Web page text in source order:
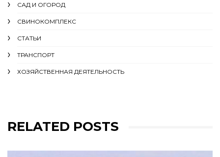
САД И ОГОРОД
СВИНОКОМПЛЕКС
СТАТЬИ
ТРАНСПОРТ
ХОЗЯЙСТВЕННАЯ ДЕЯТЕЛЬНОСТЬ
RELATED POSTS